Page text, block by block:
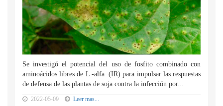
Se investigó el potencial del uso de fosfito combinado con
aminoácidos libres de L -alfa (IR) para impulsar las respuestas
de defensa de las plantas de soja contra la infección por...
2022-05-09 Leer mas...